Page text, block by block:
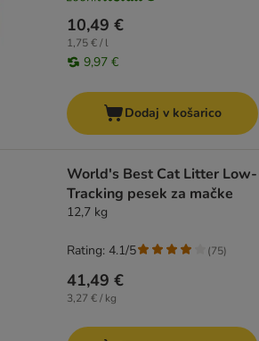
10,49 €
1,75 € / l
9,97 €
Dodaj v košarico
World's Best Cat Litter Low-
Tracking pesek za mačke
12,7 kg
41,49 €
3,27 € / kg
Rating: 4.1/5 (75)